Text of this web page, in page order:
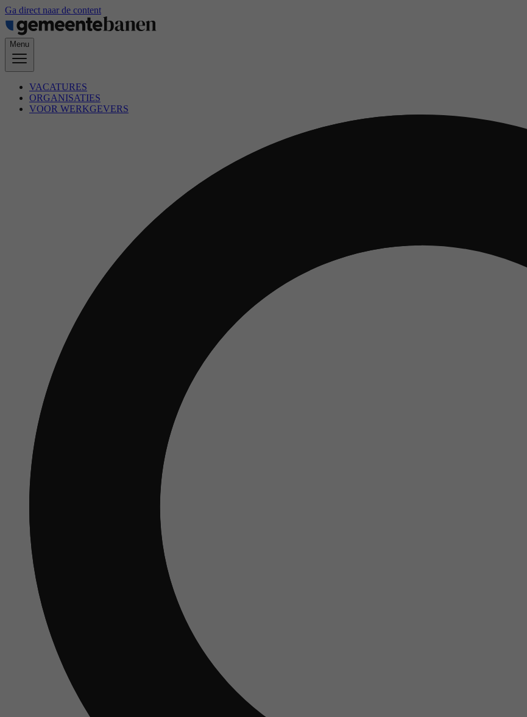
Ga direct naar de content
Menu
VACATURES
ORGANISATIES
VOOR WERKGEVERS